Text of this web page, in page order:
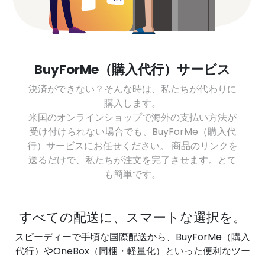
BuyForMe（購入代行）サービス
決済ができない？そんな時は、私たちが代わりに
購入します。
米国のオンラインショップで海外の支払い方法が
受け付けられない場合でも、BuyForMe（購入代
行）サービスにお任せください。 商品のリンクを
送るだけで、私たちが注文を完了させます。とて
も簡単です。
すべての配送に、スマートな選択を。
スピーディーで手頃な国際配送から、BuyForMe（購入
代行）やOneBox（同梱・軽量化）といった便利なツー